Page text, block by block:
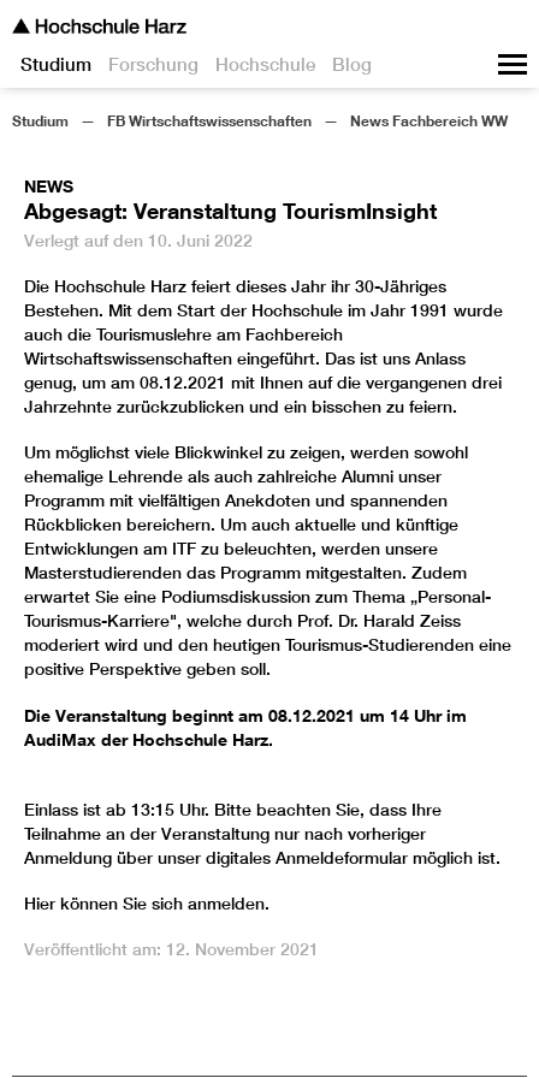
Studium Forschung Hochschule Blog
Studium FB Wirtschaftswissenschaften News Fachbereich WW
NEWS
Abgesagt: Veranstaltung TourismInsight
Verlegt auf den 10. Juni 2022
Die Hochschule Harz feiert dieses Jahr ihr 30-Jähriges
Bestehen. Mit dem Start der Hochschule im Jahr 1991 wurde
auch die Tourismuslehre am Fachbereich
Wirtschaftswissenschaften eingeführt. Das ist uns Anlass
genug, um am 08.12.2021 mit Ihnen auf die vergangenen drei
Jahrzehnte zurückzublicken und ein bisschen zu feiern.
Um möglichst viele Blickwinkel zu zeigen, werden sowohl
ehemalige Lehrende als auch zahlreiche Alumni unser
Programm mit vielfältigen Anekdoten und spannenden
Rückblicken bereichern. Um auch aktuelle und künftige
Entwicklungen am ITF zu beleuchten, werden unsere
Masterstudierenden das Programm mitgestalten. Zudem
erwartet Sie eine Podiumsdiskussion zum Thema „Personal-
Tourismus-Karriere", welche durch Prof. Dr. Harald Zeiss
moderiert wird und den heutigen Tourismus-Studierenden eine
positive Perspektive geben soll.
Die Veranstaltung beginnt am 08.12.2021 um 14 Uhr im
AudiMax der Hochschule Harz.
Einlass ist ab 13:15 Uhr. Bitte beachten Sie, dass Ihre
Teilnahme an der Veranstaltung nur nach vorheriger
Anmeldung über unser digitales Anmeldeformular möglich ist.
Hier können Sie sich anmelden.
Veröffentlicht am: 12. November 2021